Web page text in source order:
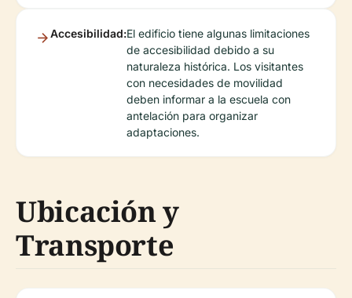
Accesibilidad:El edificio tiene algunas limitaciones
de accesibilidad debido a su
naturaleza histórica. Los visitantes
con necesidades de movilidad
deben informar a la escuela con
antelación para organizar
adaptaciones.
Ubicación y
Transporte